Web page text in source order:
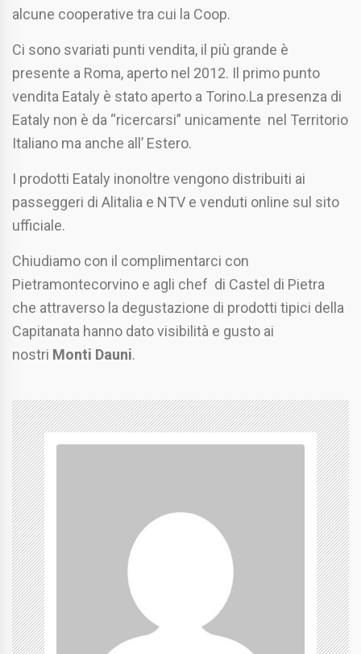
alcune cooperative tra cui la Coop.
Ci sono svariati punti vendita, il più grande è
presente a Roma, aperto nel 2012. Il primo punto
vendita Eataly è stato aperto a Torino.La presenza di
Eataly non è da “ricercarsi” unicamente nel Territorio
Italiano ma anche all’ Estero.
I prodotti Eataly inonoltre vengono distribuiti ai
passeggeri di Alitalia e NTV e venduti online sul sito
ufficiale.
Chiudiamo con il complimentarci con
Pietramontecorvino e agli chef di Castel di Pietra
che attraverso la degustazione di prodotti tipici della
Capitanata hanno dato visibilità e gusto ai
nostri Monti Dauni.